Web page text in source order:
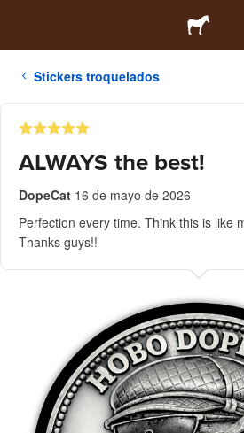
Stickers troquelados
ALWAYS the best!
DopeCat 16 de mayo de 2026
Perfection every time. Think this is like
Thanks guys!!